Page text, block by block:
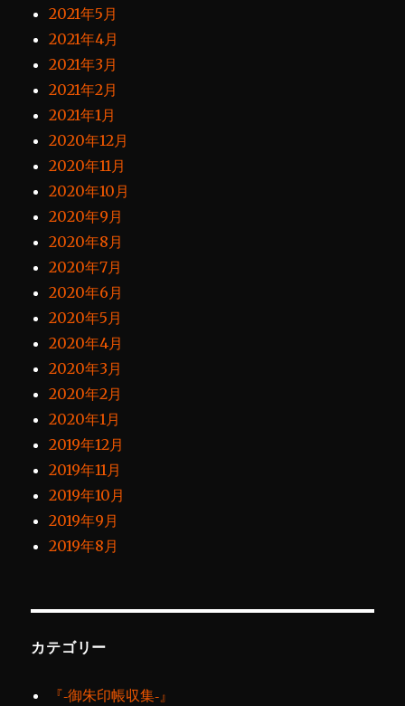
2021年5月
2021年4月
2021年3月
2021年2月
2021年1月
2020年12月
2020年11月
2020年10月
2020年9月
2020年8月
2020年7月
2020年6月
2020年5月
2020年4月
2020年3月
2020年2月
2020年1月
2019年12月
2019年11月
2019年10月
2019年9月
2019年8月
カテゴリー
『‐御朱印帳収集‐』